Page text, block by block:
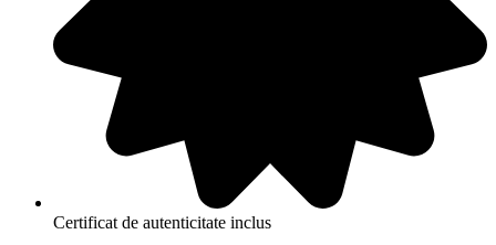
Certificat de autenticitate inclus